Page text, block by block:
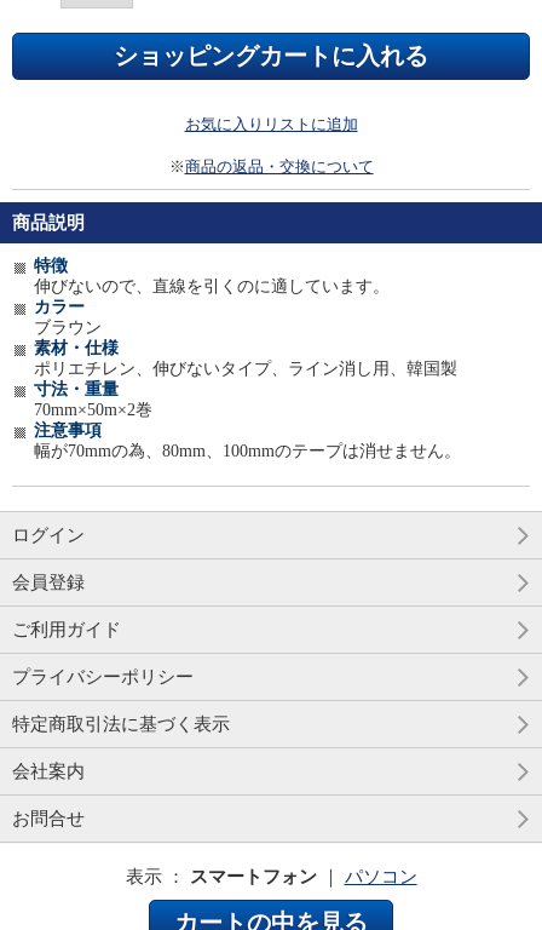
お気に入りリストに追加
※商品の返品・交換について
商品説明
特徴
伸びないので、直線を引くのに適しています。
カラー
ブラウン
素材・仕様
ポリエチレン、伸びないタイプ、ライン消し用、韓国製
寸法・重量
70mm×50m×2巻
注意事項
幅が70mmの為、80mm、100mmのテープは消せません。
ログイン
会員登録
ご利用ガイド
プライバシーポリシー
特定商取引法に基づく表示
会社案内
お問合せ
表示 ： スマートフォン｜ パソコン
カートの中を見る